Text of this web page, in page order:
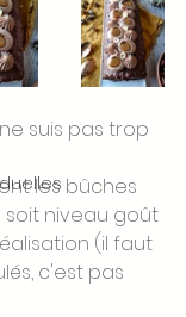
suis pas trop
les bûches
niveau goût
(il faut
c'est pas